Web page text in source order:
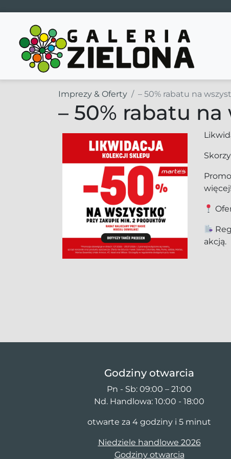
Main Navigation
Imprezy & Oferty – 50% rabatu na
– 50% rabatu na
więcej!
akcją.
Godziny otwarcia
Pn - Sb: 09:00 – 21:00
Nd. Handlowa: 10:00 - 18:00
otwarte za 4 godziny i 5 minut
Niedziele handlowe 2026
Godziny otwarcia